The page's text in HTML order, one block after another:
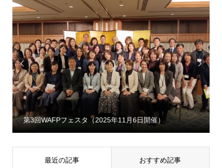

第3回WAFPフェスタ（2025年11月6日開催）

最近の記事 おすすめ記事